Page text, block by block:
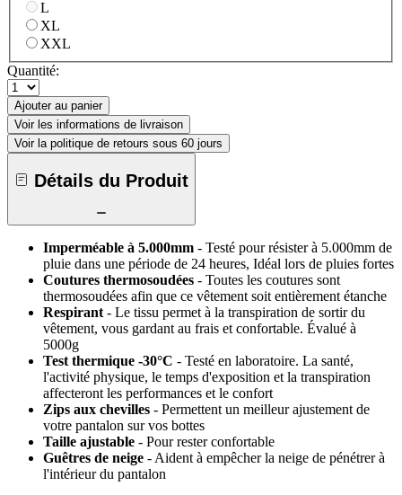
L
XL
XXL
Quantité:
Ajouter au panier
Voir les informations de livraison
Voir la politique de retours sous 60 jours
Détails du Produit
Imperméable à 5.000mm - Testé pour résister à 5.000mm de
pluie dans une période de 24 heures, Idéal lors de pluies fortes
Coutures thermosoudées - Toutes les coutures sont
thermosoudées afin que ce vêtement soit entièrement étanche
Respirant - Le tissu permet à la transpiration de sortir du
vêtement, vous gardant au frais et confortable. Évalué à
5000g
Test thermique -30°C - Testé en laboratoire. La santé,
l'activité physique, le temps d'exposition et la transpiration
affecteront les performances et le confort
Zips aux chevilles - Permettent un meilleur ajustement de
votre pantalon sur vos bottes
Taille ajustable - Pour rester confortable
Guêtres de neige - Aident à empêcher la neige de pénétrer à
l'intérieur du pantalon